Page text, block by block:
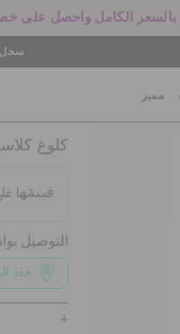
سجل
مميز
كلوغ
التوصيل
حدد